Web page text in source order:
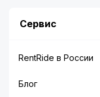
Сервис
RentRide в России
Блог